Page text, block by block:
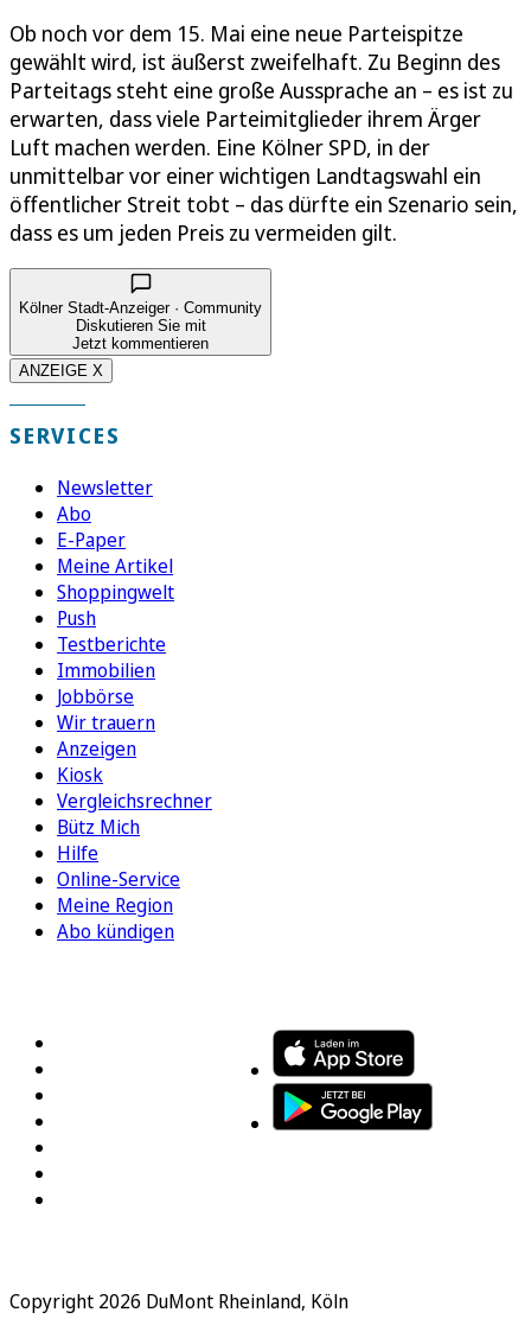
Ob noch vor dem 15. Mai eine neue Parteispitze
gewählt wird, ist äußerst zweifelhaft. Zu Beginn des
Parteitags steht eine große Aussprache an – es ist zu
erwarten, dass viele Parteimitglieder ihrem Ärger
Luft machen werden. Eine Kölner SPD, in der
unmittelbar vor einer wichtigen Landtagswahl ein
öffentlicher Streit tobt – das dürfte ein Szenario sein,
dass es um jeden Preis zu vermeiden gilt.
Kölner Stadt-Anzeiger · Community
Diskutieren Sie mit
Jetzt kommentieren
ANZEIGE X
SERVICES
Newsletter
Abo
E-Paper
Meine Artikel
Shoppingwelt
Push
Testberichte
Immobilien
Jobbörse
Wir trauern
Anzeigen
Kiosk
Vergleichsrechner
Bütz Mich
Hilfe
Online-Service
Meine Region
Abo kündigen
Copyright 2026 DuMont Rheinland, Köln